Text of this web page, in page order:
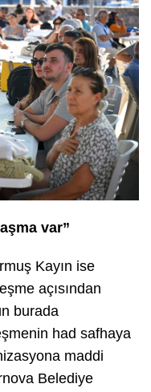
var”
Kayın ise
açısından
burada
had safhaya
maddi
Belediye